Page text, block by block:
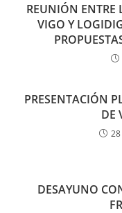
REUNIÓN ENTRE
VIGO Y
PRESENTACIÓN
DE
DESAYUNO